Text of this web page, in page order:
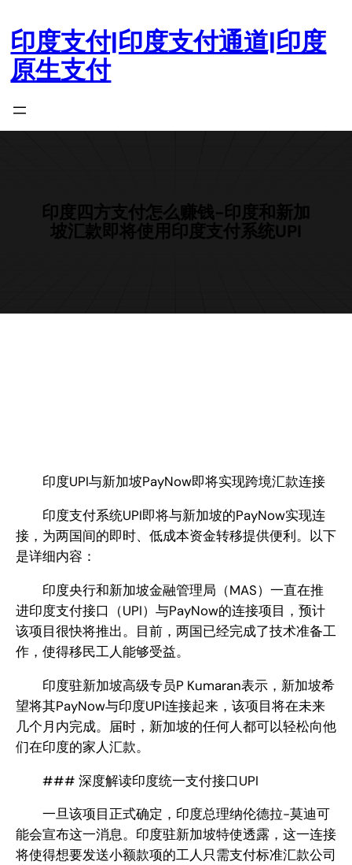
至
内印度支付|印度支付通道|印度
原生支付
印度四方支付怎么赚钱-印度和新加
坡汇款即将使用印度支付系统UPI
印度UPI与新加坡PayNow即将实现跨境汇款连接
印度支付系统UPI即将与新加坡的PayNow实现连
接，为两国间的即时、低成本资金转移提供便利。以下
是详细内容：
印度央行和新加坡金融管理局（MAS）一直在推
进印度支付接口（UPI）与PayNow的连接项目，预计
该项目很快将推出。目前，两国已经完成了技术准备工
作，使得移民工人能够受益。
印度驻新加坡高级专员P Kumaran表示，新加坡希
望将其PayNow与印度UPI连接起来，该项目将在未来
几个月内完成。届时，新加坡的任何人都可以轻松向他
们在印度的家人汇款。
### 深度解读印度统一支付接口UPI
一旦该项目正式确定，印度总理纳伦德拉-莫迪可
能会宣布这一消息。印度驻新加坡特使透露，这一连接
将使得想要发送小额款项的工人只需支付标准汇款公司